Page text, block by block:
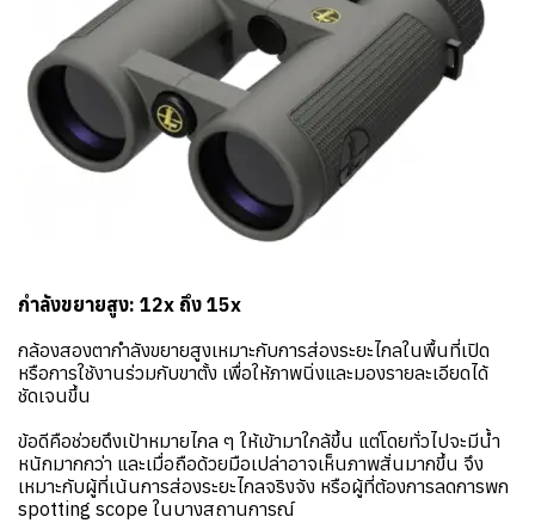
กำลังขยายสูง: 12x ถึง 15x
กล้องสองตากำลังขยายสูงเหมาะกับการส่องระยะไกลในพื้นที่เปิด
หรือการใช้งานร่วมกับขาตั้ง เพื่อให้ภาพนิ่งและมองรายละเอียดได้
ชัดเจนขึ้น
ข้อดีคือช่วยดึงเป้าหมายไกล ๆ ให้เข้ามาใกล้ขึ้น แต่โดยทั่วไปจะมีน้ำ
หนักมากกว่า และเมื่อถือด้วยมือเปล่าอาจเห็นภาพสั่นมากขึ้น จึง
เหมาะกับผู้ที่เน้นการส่องระยะไกลจริงจัง หรือผู้ที่ต้องการลดการพก
spotting scope ในบางสถานการณ์